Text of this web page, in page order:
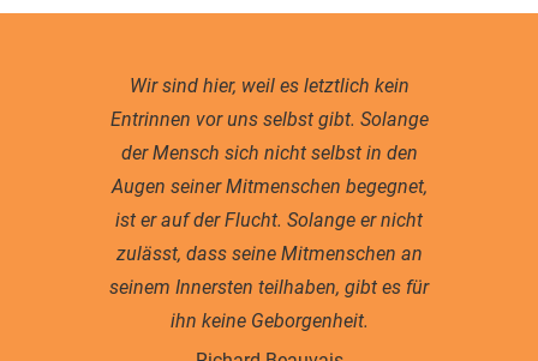
Wir sind hier, weil es letztlich kein
Entrinnen vor uns selbst gibt. Solange
der Mensch sich nicht selbst in den
Augen seiner Mitmenschen begegnet,
ist er auf der Flucht. Solange er nicht
zulässt, dass seine Mitmenschen an
seinem Innersten teilhaben, gibt es für
ihn keine Geborgenheit.